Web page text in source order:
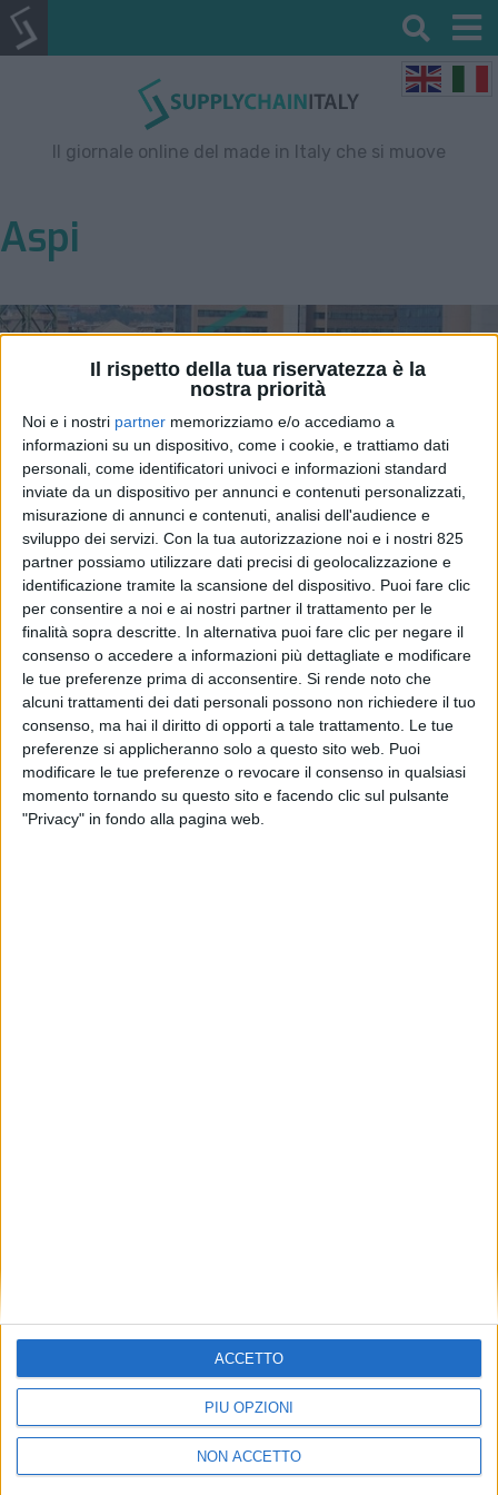
Il rispetto della tua riservatezza è la
nostra priorità
Noi e i nostri partner memorizziamo e/o accediamo a
informazioni su un dispositivo, come i cookie, e trattiamo dati
personali, come identificatori univoci e informazioni standard
inviate da un dispositivo per annunci e contenuti personalizzati,
misurazione di annunci e contenuti, analisi dell'audience e
sviluppo dei servizi. Con la tua autorizzazione noi e i nostri 825
partner possiamo utilizzare dati precisi di geolocalizzazione e
identificazione tramite la scansione del dispositivo. Puoi fare clic
per consentire a noi e ai nostri partner il trattamento per le
finalità sopra descritte. In alternativa puoi fare clic per negare il
consenso o accedere a informazioni più dettagliate e modificare
le tue preferenze prima di acconsentire. Si rende noto che
alcuni trattamenti dei dati personali possono non richiedere il tuo
consenso, ma hai il diritto di opporti a tale trattamento. Le tue
preferenze si applicheranno solo a questo sito web. Puoi
modificare le tue preferenze o revocare il consenso in qualsiasi
momento tornando su questo sito e facendo clic sul pulsante
"Privacy" in fondo alla pagina web.
PIÙ OPZIONI
NON ACCETTO
ACCETTO
Il giornale online del made in Italy che si muove
Aspi
L’autotrasporto genovese
vuole i soldi promessi dal
porto
LE ALTRE NEWS 1 FEBBRAIO 2023